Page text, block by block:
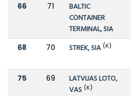
66 71
BALTIC
CONTAINER
TERMINAL, SIA
68 70 STREK, SIA (K)
75 69
LATVIJAS LOTO,
VAS (K)